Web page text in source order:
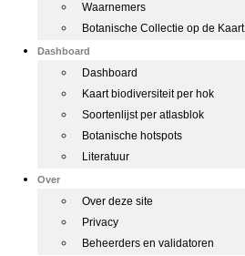
Waarnemers
Botanische Collectie op de Kaart
Dashboard
Dashboard
Kaart biodiversiteit per hok
Soortenlijst per atlasblok
Botanische hotspots
Literatuur
Over
Over deze site
Privacy
Beheerders en validatoren